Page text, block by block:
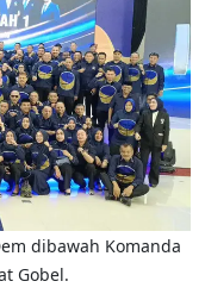
dibawah Komanda
Gobel.